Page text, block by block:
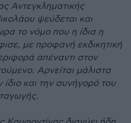
Αντεγκληματικής
ψεύδεται και
το νόμο που η ίδια η
με προφανή εκδικητική
απέναντι στον
Αρνείται μάλιστα
και την συνήγορό του